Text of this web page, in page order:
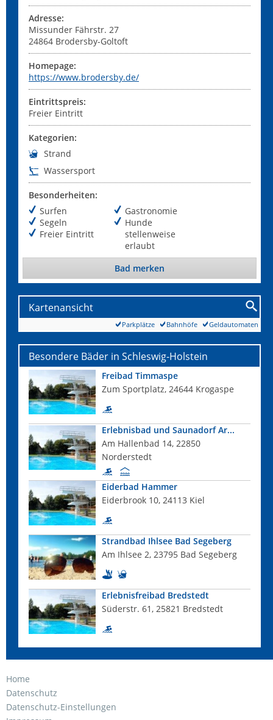
Adresse:
Missunder Fährstr. 27
24864 Brodersby-Goltoft
Homepage:
https://www.brodersby.de/
Eintrittspreis:
Freier Eintritt
Kategorien:
Strand
Wassersport
Besonderheiten:
Surfen
Segeln
Freier Eintritt
Gastronomie
Hunde
stellenweise
erlaubt
Bad merken
Kartenansicht
Geldautomaten
Bahnhöfe
Parkplätze
Besondere Bäder in Schleswig-Holstein
Freibad Timmaspe
Zum Sportplatz, 24644 Krogaspe
Erlebnisbad und Saunadorf Ar...
Am Hallenbad 14, 22850
Norderstedt
Eiderbad Hammer
Eiderbrook 10, 24113 Kiel
Strandbad Ihlsee Bad Segeberg
Am Ihlsee 2, 23795 Bad Segeberg
Erlebnisfreibad Bredstedt
Süderstr. 61, 25821 Bredstedt
Home
Datenschutz
Datenschutz-Einstellungen